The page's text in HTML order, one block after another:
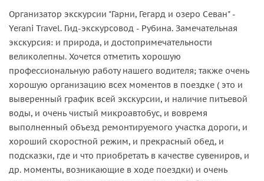
Организатор экскурсии "Гарни, Гегард и озеро Севан" -
Yerani Travel. Гид-экскурсовод - Рубина. Замечательная
экскурсия: и природа, и достопримечательности
великолепны. Хочется отметить хорошую
профессиональную работу нашего водителя; также очень
хорошую организацию всех моментов в поездке ( это и
выверенный график всей экскурсии, и наличие питьевой
воды, и очень чистый микроавтобус, и вовремя
выполненный объезд ремонтируемого участка дороги, и
хороший скоростной режим, и прекрасный обед, и
подсказки, где и что приобретать в качестве сувениров, и
др. моменты, возникающие в ходе поездки) и очень